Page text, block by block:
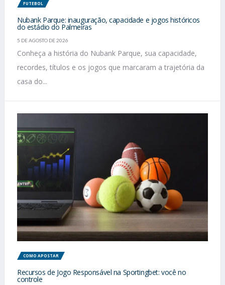
FUTEBOL
Nubank Parque: inauguração, capacidade e jogos históricos
do estádio do Palmeiras
5 DE AGOSTO DE 2026
Conheça a história do Nubank Parque, sua capacidade,
recordes, títulos e os jogos que marcaram a trajetória da
casa do...
COMO APOSTAR
Recursos de Jogo Responsável na Sportingbet: você no
controle